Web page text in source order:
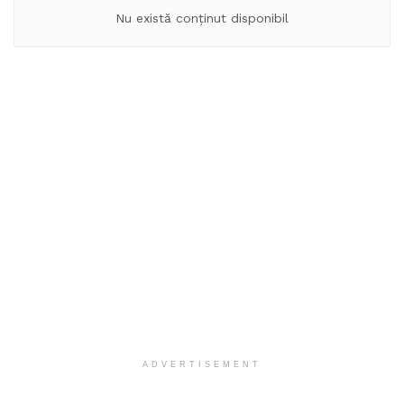
Nu există conținut disponibil
ADVERTISEMENT